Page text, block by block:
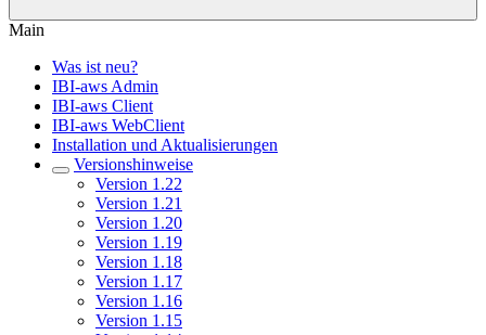
Main
Was ist neu?
IBI-aws Admin
IBI-aws Client
IBI-aws WebClient
Installation und Aktualisierungen
Versionshinweise
Version 1.22
Version 1.21
Version 1.20
Version 1.19
Version 1.18
Version 1.17
Version 1.16
Version 1.15